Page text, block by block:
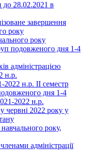
до 28.02.2021 в
завершення
року
року
дня 1-4
адміністрацією
н.р.
2022 н.р. ІІ семестр
дня 1-4
2022 н.р.
червні 2022 року у
року,
адміністрації